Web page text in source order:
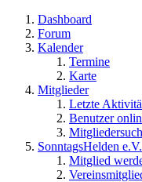
Dashboard
Forum
Kalender
Termine
Karte
Mitglieder
Letzte
Benutzer
SonntagsHelden e.V.
Mitglied